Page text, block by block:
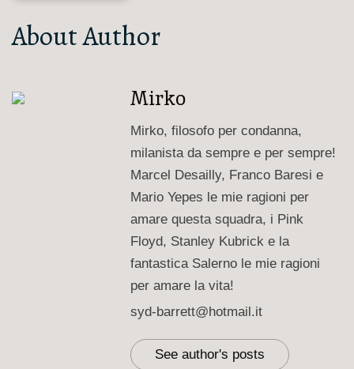
About Author
Mirko
Mirko, filosofo per condanna,
milanista da sempre e per sempre!
Marcel Desailly, Franco Baresi e
Mario Yepes le mie ragioni per
amare questa squadra, i Pink
Floyd, Stanley Kubrick e la
fantastica Salerno le mie ragioni
per amare la vita!
syd-barrett@hotmail.it
See author's posts